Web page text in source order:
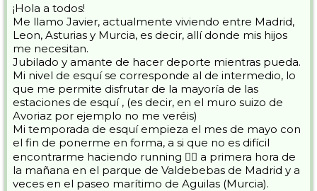
¡Hola a todos!
Me llamo Javier, actualmente viviendo entre Madrid,
Leon, Asturias y Murcia, es decir, allí donde mis hijos
me necesitan.
Jubilado y amante de hacer deporte mientras pueda.
Mi nivel de esquí se corresponde al de intermedio, lo
que me permite disfrutar de la mayoría de las
estaciones de esquí , (es decir, en el muro suizo de
Avoriaz por ejemplo no me veréis)
Mi temporada de esquí empieza el mes de mayo con
el fin de ponerme en forma, a si que no es difícil
encontrarme haciendo running 🏃‍♂️ a primera hora de
la mañana en el parque de Valdebebas de Madrid y a
veces en el paseo marítimo de Aguilas (Murcia).